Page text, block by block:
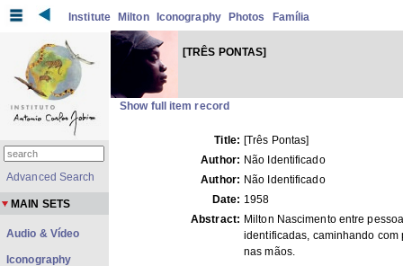
Institute Milton Iconography Photos Família
[TRÊS PONTAS]
Show full item record
Title: [Três Pontas]
Author: Não Identificado
Author: Não Identificado
Date: 1958
Abstract: Milton Nascimento entre
identificadas, caminhando com
nas mãos.
Advanced Search
MAIN SETS
Audio & Vídeo
Iconography